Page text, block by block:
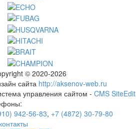
© 2020-2026
сайта http://aksenov-web.ru
управления сайтом - CMS SiteEdit
942-56-83, +7 (4872) 30-79-80